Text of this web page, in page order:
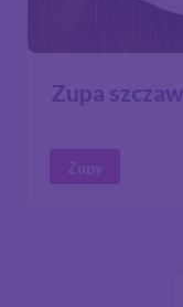
Zupa
Zupy